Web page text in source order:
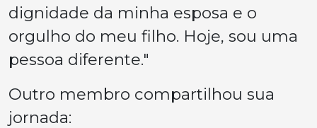
dignidade da minha esposa e o
orgulho do meu filho. Hoje, sou uma
pessoa diferente."
Outro membro compartilhou sua
jornada: